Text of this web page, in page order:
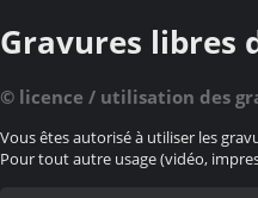
Gravures libres
© licence / utilisation des
Vous êtes autorisé à utiliser les
Pour tout autre usage (vidéo,